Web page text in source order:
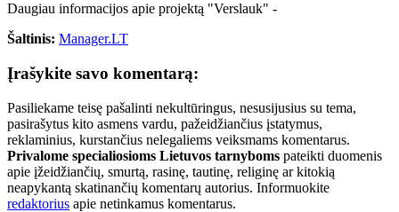
Daugiau informacijos apie projektą "Verslauk" -
Šaltinis: Manager.LT
Įrašykite savo komentarą:
Pasiliekame teisę pašalinti nekultūringus, nesusijusius su tema,
pasirašytus kito asmens vardu, pažeidžiančius įstatymus,
reklaminius, kurstančius nelegaliems veiksmams komentarus.
Privalome specialiosioms Lietuvos tarnyboms pateikti duomenis
apie įžeidžiančių, smurtą, rasinę, tautinę, religinę ar kitokią
neapykantą skatinančių komentarų autorius. Informuokite
redaktorius apie netinkamus komentarus.